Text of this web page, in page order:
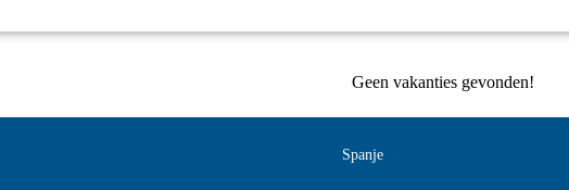
Geen vakanties gevonden!
Spanje